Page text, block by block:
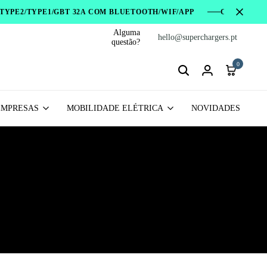
TYPE1/GBT 32A COM BLUETOOTH/WIF/APP
Preços praticados nos
Alguma
questão?
hello@superchargers.pt
0
MOBILIDADE ELÉTRICA NOVIDADES